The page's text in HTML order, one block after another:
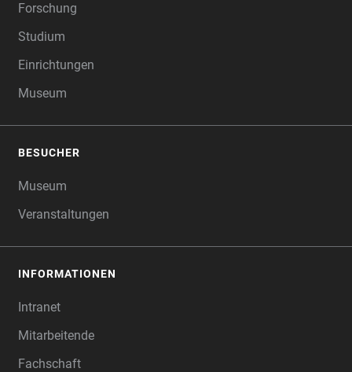
Forschung
Studium
Einrichtungen
Museum
BESUCHER
Museum
Veranstaltungen
INFORMATIONEN
Intranet
Mitarbeitende
Fachschaft